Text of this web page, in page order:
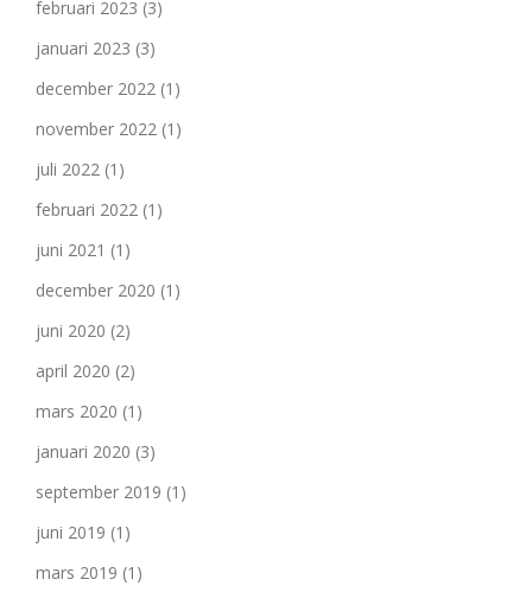
februari 2023 (3)
januari 2023 (3)
december 2022 (1)
november 2022 (1)
juli 2022 (1)
februari 2022 (1)
juni 2021 (1)
december 2020 (1)
juni 2020 (2)
april 2020 (2)
mars 2020 (1)
januari 2020 (3)
september 2019 (1)
juni 2019 (1)
mars 2019 (1)